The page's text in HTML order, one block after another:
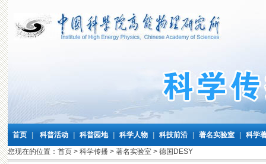
首页 科普活动 科普园地 科学人物 科技前沿 著名实验室
科学
您现在的位置： 首页> 科学传播> 著名实验室> 德国DESY